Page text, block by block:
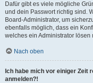
Dafür gibt es viele mögliche
und dein Passwort richtig sind.
Board-Administrator, um
ebenfalls möglich, dass ein
welches ein Administrator lösen
Nach oben
Ich habe mich vor einiger Zeit
anmelden?!